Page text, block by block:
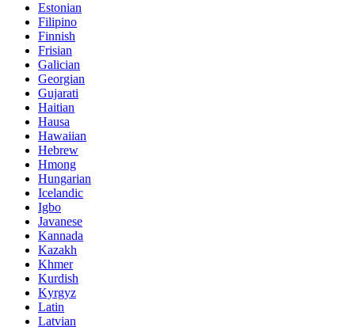
Estonian
Filipino
Finnish
Frisian
Galician
Georgian
Gujarati
Haitian
Hausa
Hawaiian
Hebrew
Hmong
Hungarian
Icelandic
Igbo
Javanese
Kannada
Kazakh
Khmer
Kurdish
Kyrgyz
Latin
Latvian